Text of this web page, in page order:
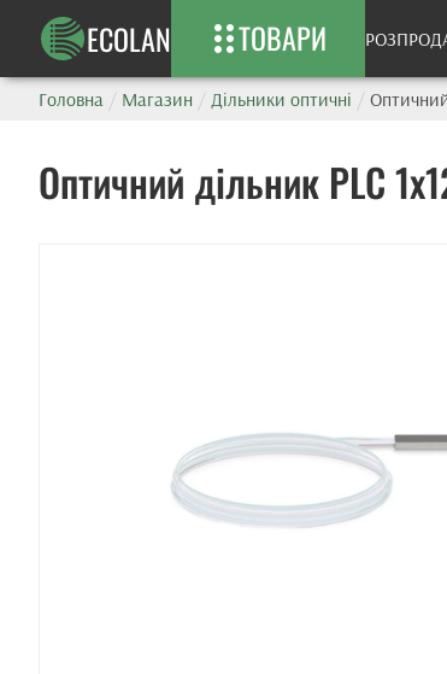
ECOLAN ТОВАРИ
Головна / Магазин / Дільники оптичні /
Оптичний дільник PLC